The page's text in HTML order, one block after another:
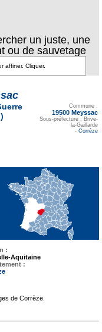
un juste, une
ou de sauvetage
Commune :
19500 Meyssac
Sous-préfecture : Brive-
la-Gaillarde
- Corrèze
:
Aquitaine
:
de Corrèze.